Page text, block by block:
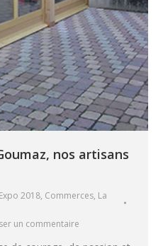
nos artisans
2018, Commerces, La
un commentaire